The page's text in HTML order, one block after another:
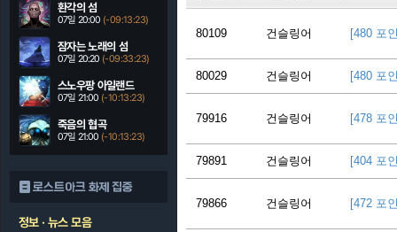
환각의 섬
07일 20:00 (-09:13:22)
잠자는 노래의 섬
07일 20:20 (-09:33:22)
스노우팡 아일랜드
07일 21:00 (-10:13:22)
죽음의 협곡
07일 21:00 (-10:13:22)
로스트아크 화제 집중
정보 · 뉴스 모음
80109 건슬링어 [480 포
80029 건슬링어 [480 포
79916 건슬링어 [478 포
79891 건슬링어 [404 포
79866 건슬링어 [472 포